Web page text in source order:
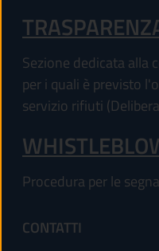
Sezione dedicata alla
per i quali è previsto
servizio rifiuti
Procedura per le
CONTATTI